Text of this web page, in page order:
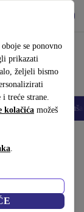
se ponovno
prikazati
željeli bismo
treće strane.
kolačića možeš
.
Dodaci
Ritters